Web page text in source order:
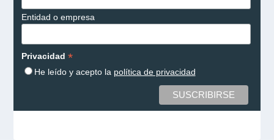
Entidad o empresa
Privacidad *
He leído y acepto la política de privacidad